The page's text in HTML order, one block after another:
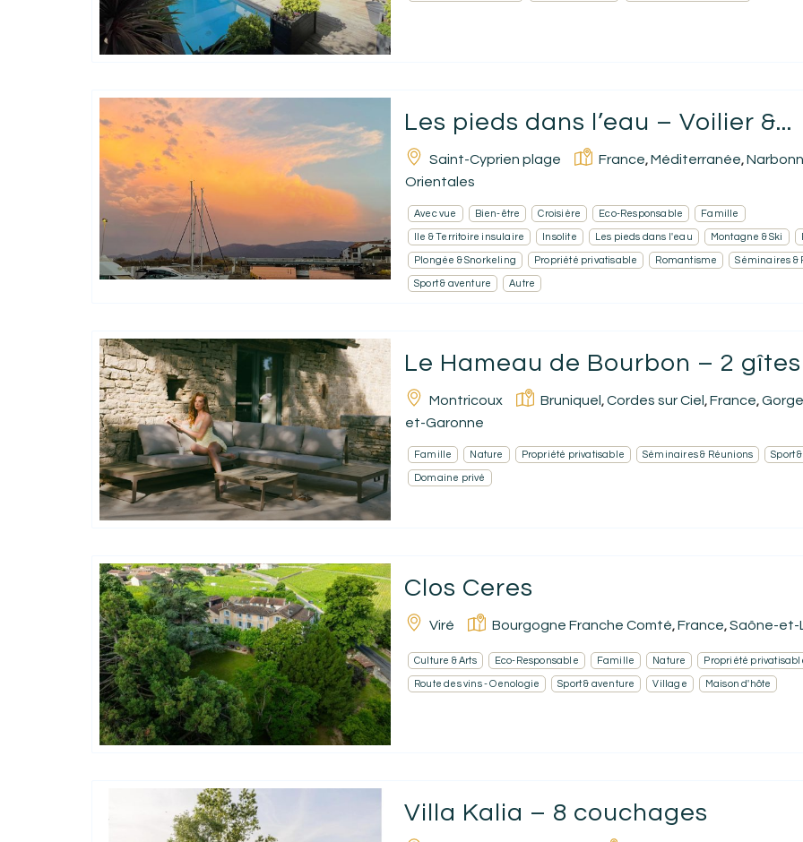
Les pieds dans l’eau – Voilier &...
Saint-Cyprien plage France, Méditerranée,
Orientales
Avec vue Bien-être Croisière Eco-Responsable Famille
Ile & Territoire insulaire Insolite Les pieds dans l'eau Montagne & Ski
Plongée & Snorkeling Propriété privatisable Romantisme Séminaires &
Sport & aventure Autre
Le Hameau de Bourbon – 2 gîtes
Montricoux Bruniquel , Cordes sur Ciel , France,
et-Garonne
Famille Nature Propriété privatisable Séminaires & Réunions Sport
Domaine privé
Clos Ceres
Viré Bourgogne Franche Comté, France, Saône-et-
Culture & Arts Eco-Responsable Famille Nature Propriété
Route des vins - Oenologie Sport & aventure Village Maison d'hôte
Villa Kalia – 8 couchages